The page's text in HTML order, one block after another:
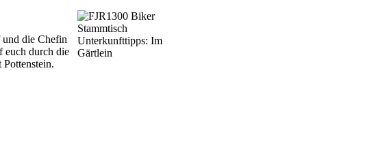
die Chefin
euch durch die